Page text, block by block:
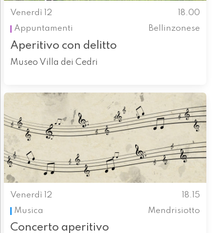
Venerdì 12
18.00
Appuntamenti
Bellinzonese
Aperitivo con delitto
Museo Villa dei Cedri
Venerdì 12
18.15
Musica
Mendrisiotto
Concerto aperitivo